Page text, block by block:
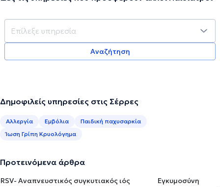
Αναζήτηση
Δημοφιλείς υπηρεσίες στις Σέρρες
Αλλεργία Εμβόλια
Παιδική παχυσαρκία
Ίωση Γρίπη Κρυολόγημα
Προτεινόμενα άρθρα
RSV- Αναπνευστικός συγκυτιακός ιός
Εγκυμοσύνη